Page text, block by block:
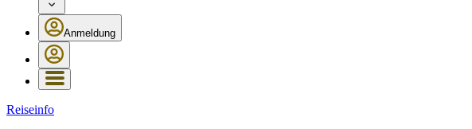
Anmeldung
Reiseinfo